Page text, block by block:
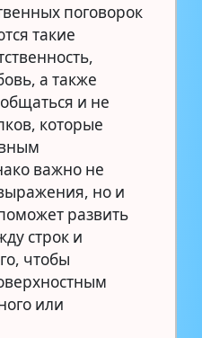
поговорок
такие
а также
и не
которые
важно не
но и
развить
строк и
чтобы
или